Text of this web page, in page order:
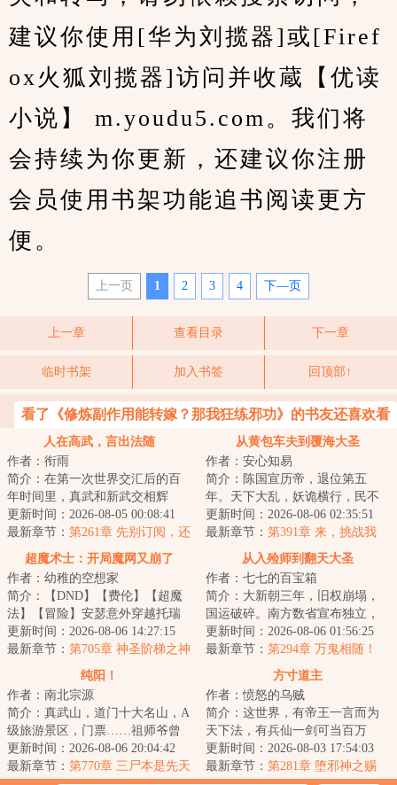
建议你使用[华为刘揽器]或[Firef
ox火狐刘揽器]访问并收蔵【优读
小说】 m.youdu5.com。我们将
会持续为你更新，还建议你注册
会员使用书架功能追书阅读更方
便。
上一页 1 2 3 4 下—页
上一章 查看目录 下一章
临时书架 加入书签 回顶部↑
看了《修炼副作用能转嫁？那我狂练邪功》的书友还喜欢看
人在高武，言出法随
作者：衔雨
简介：在第一次世界交汇后的百
年时间里，真武和新武交相辉
映，异界的神灵和现界的强人层
出不穷。“就比如...
更新时间：2026-08-05 00:08:41
最新章节： 第261章 先别订阅，还
没写完
从黄包车夫到覆海大圣
作者：安心知易
简介：陈国宣历帝，退位第五
年。天下大乱，妖诡横行，民不
聊生。内有军阀割据，武人横
行，肆虐一方，外有...
更新时间：2026-08-06 02:35:51
最新章节： 第391章 来，挑战我
超魔术士：开局魔网又崩了
作者：幼稚的空想家
简介：【DND】【费伦】【超魔
法】【冒险】安瑟意外穿越托瑞
尔，魔法女神又双叒叕出事了！
魔法瘟疫再次降...
更新时间：2026-08-06 14:27:15
最新章节： 第705章 神圣阶梯之神
从入殓师到翻天大圣
作者：七七的百宝箱
简介：大新朝三年，旧权崩塌，
国运破碎。南方数省宣布独立，
联合成立新政府，试图以新学救
国。北方军阀拥...
更新时间：2026-08-06 01:56:25
最新章节： 第294章 万鬼相随！
纯阳！
作者：南北宗源
简介：真武山，道门十大名山，A
级旅游景区，门票……祖师爷曾
预言：真武传道七十三，因凡应
劫后人参。“...
更新时间：2026-08-06 20:04:42
最新章节： 第770章 三尸本是先天
方寸道主
作者：愤怒的乌贼
简介：这世界，有帝王一言而为
天下法，有兵仙一剑可当百万
师，有儒圣一卷春秋定纲常，有
道尊一指长青演造...
更新时间：2026-08-03 17:54:03
最新章节： 第281章 堕邪神之赐